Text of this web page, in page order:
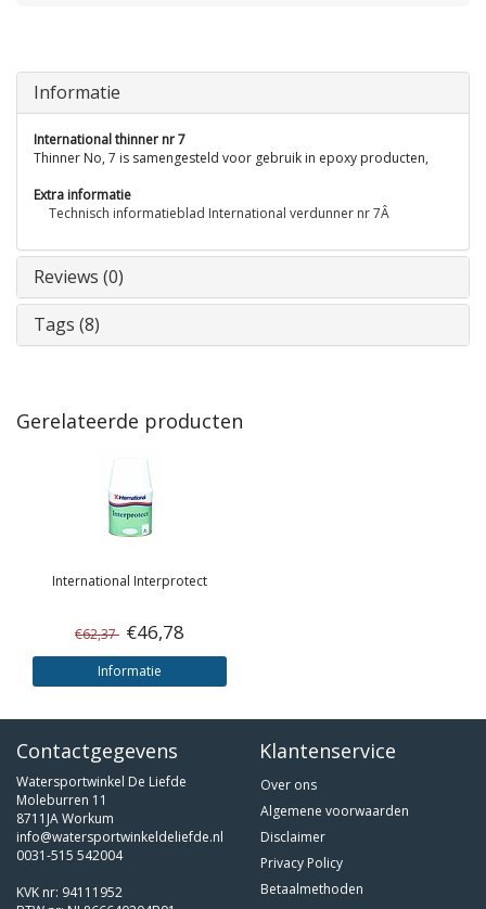
Informatie
International thinner nr 7
Thinner No, 7 is samengesteld voor gebruik in epoxy producten,
Extra informatie
Technisch informatieblad International verdunner nr 7Â
Reviews (0)
Tags (8)
Gerelateerde producten
International Interprotect
€62,37 €46,78
Informatie
Contactgegevens
Watersportwinkel De Liefde
Moleburren 11
8711JA Workum
info@watersportwinkeldeliefde.nl
0031-515 542004
KVK nr: 94111952
Klantenservice
Over ons
Algemene voorwaarden
Disclaimer
Privacy Policy
Betaalmethoden